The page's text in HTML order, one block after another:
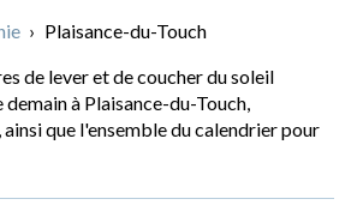
› Plaisance-du-Touch
de lever et de coucher du soleil
à Plaisance-du-Touch,
que l'ensemble du calendrier pour